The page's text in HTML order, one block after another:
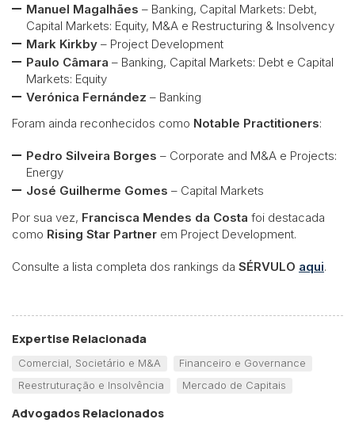
Manuel Magalhães – Banking, Capital Markets: Debt,
Capital Markets: Equity, M&A e Restructuring & Insolvency
Mark Kirkby – Project Development
Paulo Câmara – Banking, Capital Markets: Debt e Capital
Markets: Equity
Verónica Fernández – Banking
Foram ainda reconhecidos como Notable Practitioners:
Pedro Silveira Borges – Corporate and M&A e Projects:
Energy
José Guilherme Gomes – Capital Markets
Por sua vez, Francisca Mendes da Costa foi destacada
como Rising Star Partner em Project Development.
Consulte a lista completa dos rankings da SÉRVULO aqui.
Expertise Relacionada
Comercial, Societário e M&A
Financeiro e Governance
Reestruturação e Insolvência
Mercado de Capitais
Advogados Relacionados